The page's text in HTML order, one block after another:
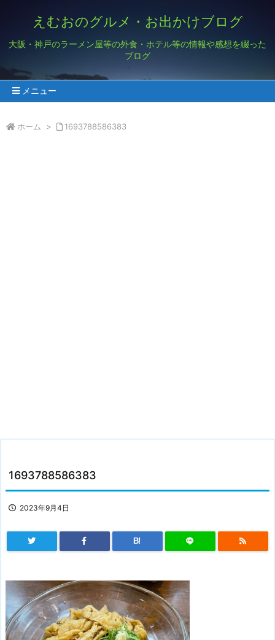
えむおのグルメ・お出かけブログ
大阪・神戸のラーメン屋等の外食・ホテル等の情報や感想を綴った
ブログ
メニュー
ホーム > 1693788586383
1693788586383
2023年9月4日
B!